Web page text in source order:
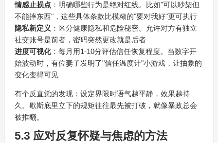
情感止损点：明确哪些行为是绝对红线。比如"可以吵架但
不能摔东西"，这些具体条款比模糊的"要对我好"更可执行
隐私新定义 ：区分健康隐私和危险秘密。允许对方有独立
社交账号是前者，密码突然更改就是后者
进度可视化：每月用1-10分评估信任恢复程度。当数字开
始波动时，有位妻子发明了"信任温度计"小游戏，让抽象的
变化变得可见
有个反直觉的发现：设定界限时语气越平静，效果越持
久。歇斯底里立下的规矩往往最先被打破，就像暴政总会
被推翻。
5.3 应对反复怀疑与焦虑的方法